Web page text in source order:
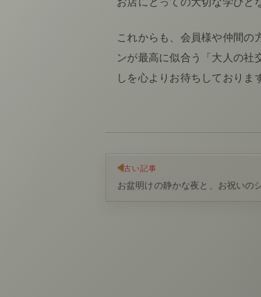
これからも、会員様や仲間の
ンが最高に似合う「大人の社
しを心よりお待ちしておりま
古い記事
お盆明けの静かな夜と、お祝いの